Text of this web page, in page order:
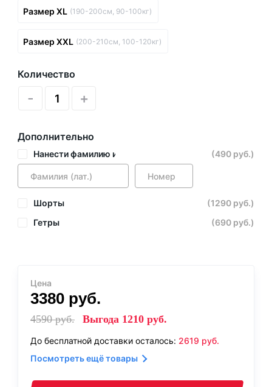
Размер XL (190-200см, 90-100кг)
Размер XXL (200-210см, 100-120кг)
Количество
- +
Дополнительно
Нанести фамилию и номер (490 руб.)
Шорты
(1290 руб.)
Гетры
(690 руб.)
Цена
3380 руб.
4590руб. Выгода 1210 руб.
До бесплатной доставки осталось: 2619 руб.
Посмотреть ещё товары